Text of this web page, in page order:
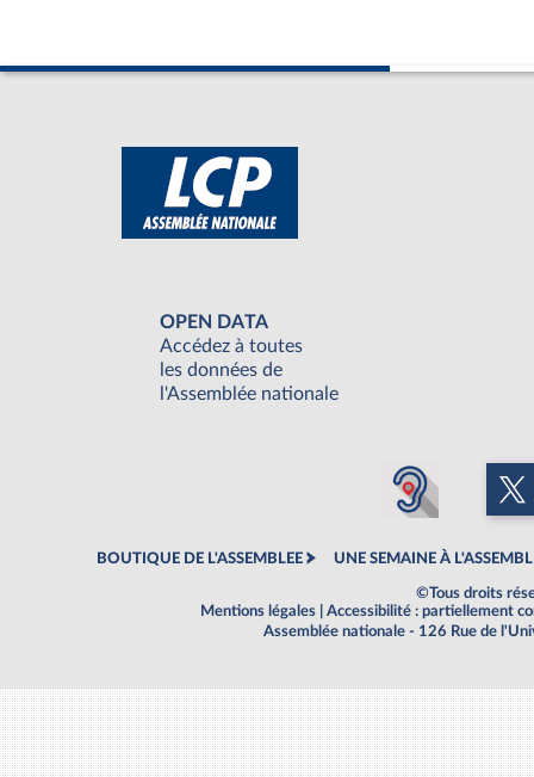
OPEN DATA
Accédez à toutes
les données de
l'Assemblée nationale
BOUTIQUE DE L'ASSEMBLEE UNE SEMAINE À
©Tous droits
Mentions légales
Accessibilité : partiellement
Assemblée nationale - 126 Rue de